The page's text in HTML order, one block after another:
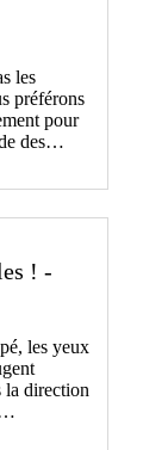
les
préférons
pour
des…
! -
les yeux
la direction